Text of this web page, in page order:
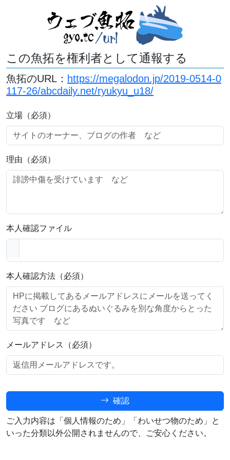
この魚拓を権利者として通報する
魚拓のURL： https://megalodon.jp/2019-0514-0
117-26/abcdaily.net/ryukyu_u18/
立場（必須）
理由（必須）
本人確認ファイル
本人確認方法（必須）
メールアドレス（必須）
確認
ご入力内容は「個人情報のため」「わいせつ物のため」と
いった分類以外公開されませんので、ご安心ください。